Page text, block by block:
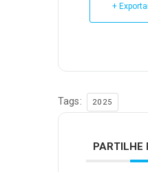
+
Tags: 2025
PARTILHE